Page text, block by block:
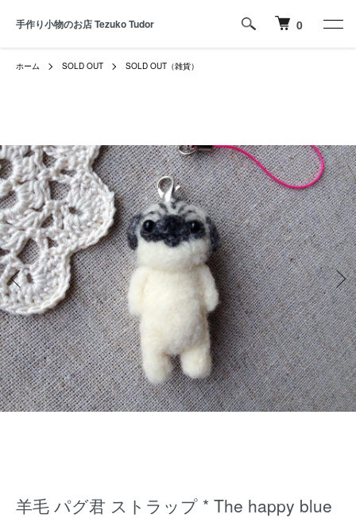
手作り小物のお店 Tezuko Tudor 0
ホーム SOLD OUT SOLD OUT（雑貨）
羊毛 パグ君 ストラップ * The happy blue